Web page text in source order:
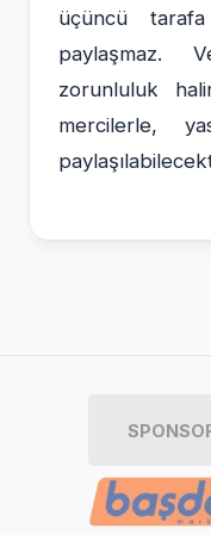
üçüncü
paylaşmaz.
zorunluluk
mercilerle,